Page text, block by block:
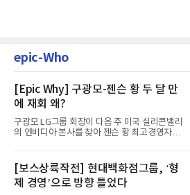
epic-Who
[Epic Why] 구광모-젠슨 황 두 달 만
에 재회 왜?
구광모 LG그룹 회장이 다음 주 미국 실리콘밸리
의 엔비디아 본사를 찾아 젠슨 황 최고경영자
[보스상륙작전] 현대백화점그룹, ‘형
제 경영’으로 방향 틀었다